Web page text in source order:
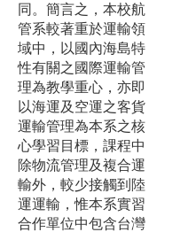
同。簡言之，本校航
管系較著重於運輸領
域中，以國內海島特
性有關之國際運輸管
理為教學重心，亦即
以海運及空運之客貨
運輸管理為本系之核
心學習目標，課程中
除物流管理及複合運
輸外，較少接觸到陸
運運輸，惟本系實習
合作單位中包含台灣